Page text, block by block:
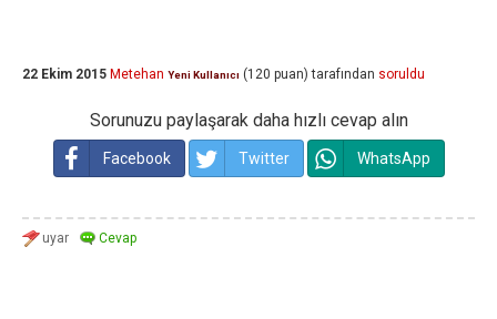
22 Ekim 2015 Metehan Yeni Kullanıcı (120 puan) tarafından soruldu
Sorunuzu paylaşarak daha hızlı cevap alın
Facebook Twitter WhatsApp